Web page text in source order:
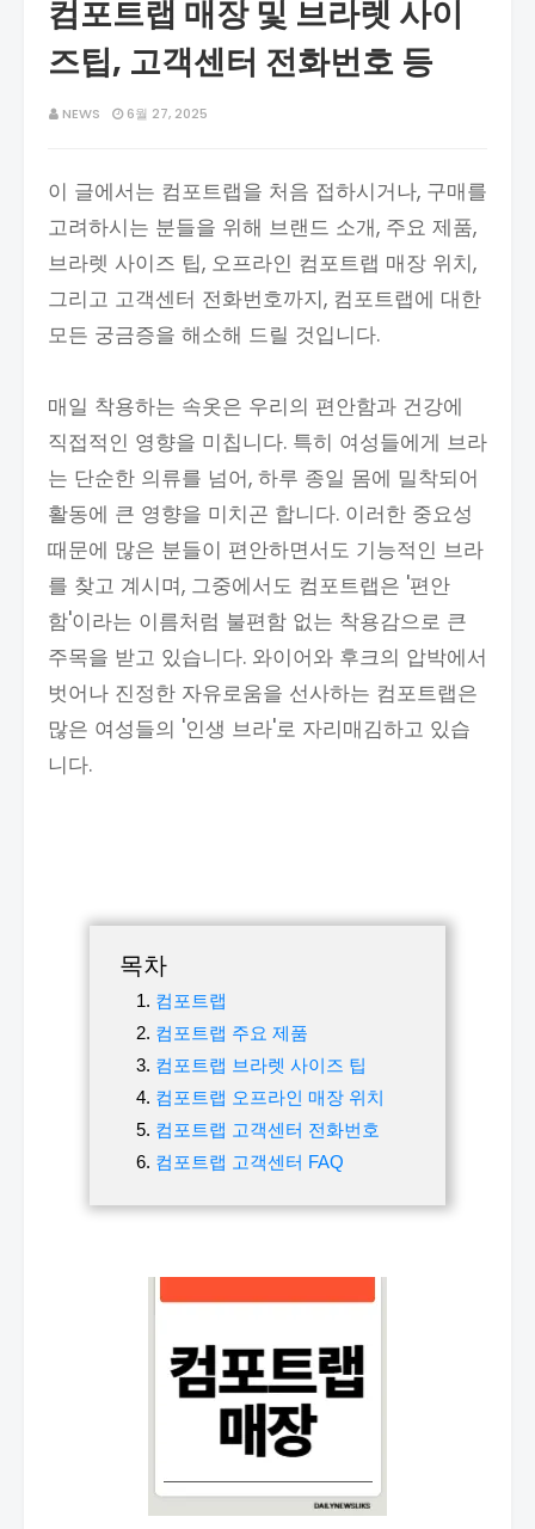
컴포트랩 매장 및 브라렛 사이
즈팁, 고객센터 전화번호 등
NEWS 6월 27, 2025
이 글에서는 컴포트랩을 처음 접하시거나, 구매를
고려하시는 분들을 위해 브랜드 소개, 주요 제품,
브라렛 사이즈 팁, 오프라인 컴포트랩 매장 위치,
그리고 고객센터 전화번호까지, 컴포트랩에 대한
모든 궁금증을 해소해 드릴 것입니다.
매일 착용하는 속옷은 우리의 편안함과 건강에
직접적인 영향을 미칩니다. 특히 여성들에게 브라
는 단순한 의류를 넘어, 하루 종일 몸에 밀착되어
활동에 큰 영향을 미치곤 합니다. 이러한 중요성
때문에 많은 분들이 편안하면서도 기능적인 브라
를 찾고 계시며, 그중에서도 컴포트랩은 '편안
함'이라는 이름처럼 불편함 없는 착용감으로 큰
주목을 받고 있습니다. 와이어와 후크의 압박에서
벗어나 진정한 자유로움을 선사하는 컴포트랩은
많은 여성들의 '인생 브라'로 자리매김하고 있습
니다.
목차
컴포트랩
컴포트랩 주요 제품
컴포트랩 브라렛 사이즈 팁
컴포트랩 오프라인 매장 위치
컴포트랩 고객센터 전화번호
컴포트랩 고객센터 FAQ